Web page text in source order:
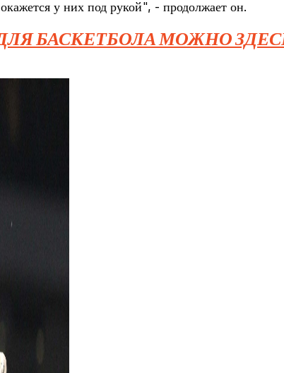
у них под рукой", - продолжает он.
БАСКЕТБОЛА МОЖНО